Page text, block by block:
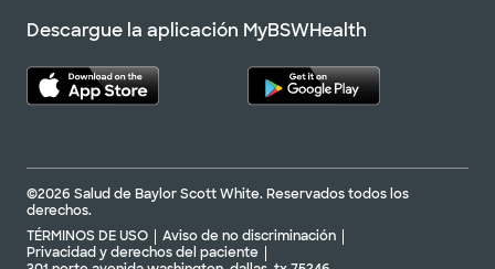
Descargue la aplicación MyBSWHealth
©2026 Salud de Baylor Scott White. Reservados todos los
derechos.
TÉRMINOS DE USO
Aviso de no discriminación
Privacidad y derechos del paciente